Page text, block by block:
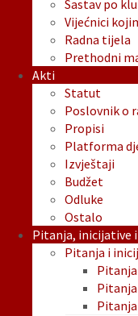
Sastav po
Vijećnici
Radna tijela
Prethodni
Akti
Statut
Poslovnik o
Propisi
Platforma
Izvještaji
Budžet
Odluke
Ostalo
Pitanja, inicijative
Pitanja i